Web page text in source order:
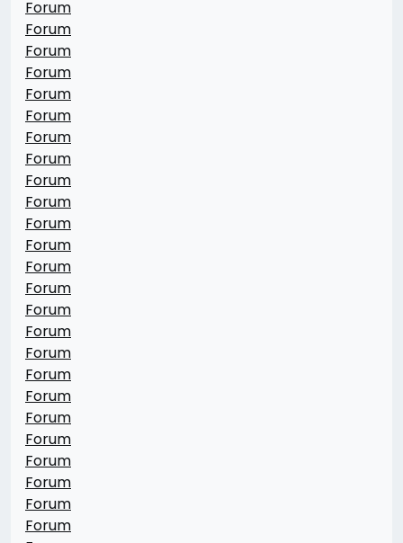
Forum
Forum
Forum
Forum
Forum
Forum
Forum
Forum
Forum
Forum
Forum
Forum
Forum
Forum
Forum
Forum
Forum
Forum
Forum
Forum
Forum
Forum
Forum
Forum
Forum